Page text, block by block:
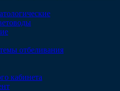
отбеливания
кабинета